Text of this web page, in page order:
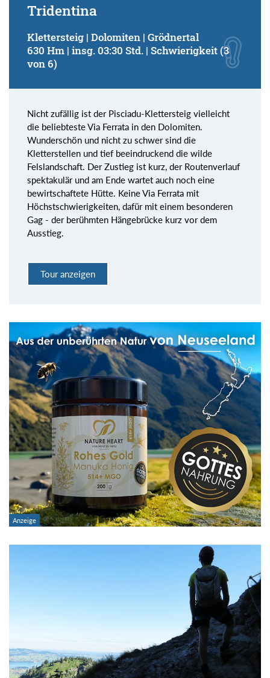
Tridentina
Klettersteig | Dolomiten | Grödnertal
630 Hm | insg. 03:30 Std. | Schwierigkeit (3
von 6)
Nicht zufällig ist der Pisciadu-Klettersteig vielleicht
die beliebteste Via Ferrata in den Dolomiten.
Wunderschön und nicht zu schwer sind die
Kletterstellen und tief beeindruckend die wilde
Felslandschaft. Der Zustieg ist kurz, der Routenverlauf
spektakulär und am Ende wartet auch noch eine
bewirtschaftete Hütte. Keine Via Ferrata mit
Höchstschwierigkeiten, dafür mit einem besonderen
Gag - der berühmten Hängebrücke kurz vor dem
Ausstieg.
Tour anzeigen